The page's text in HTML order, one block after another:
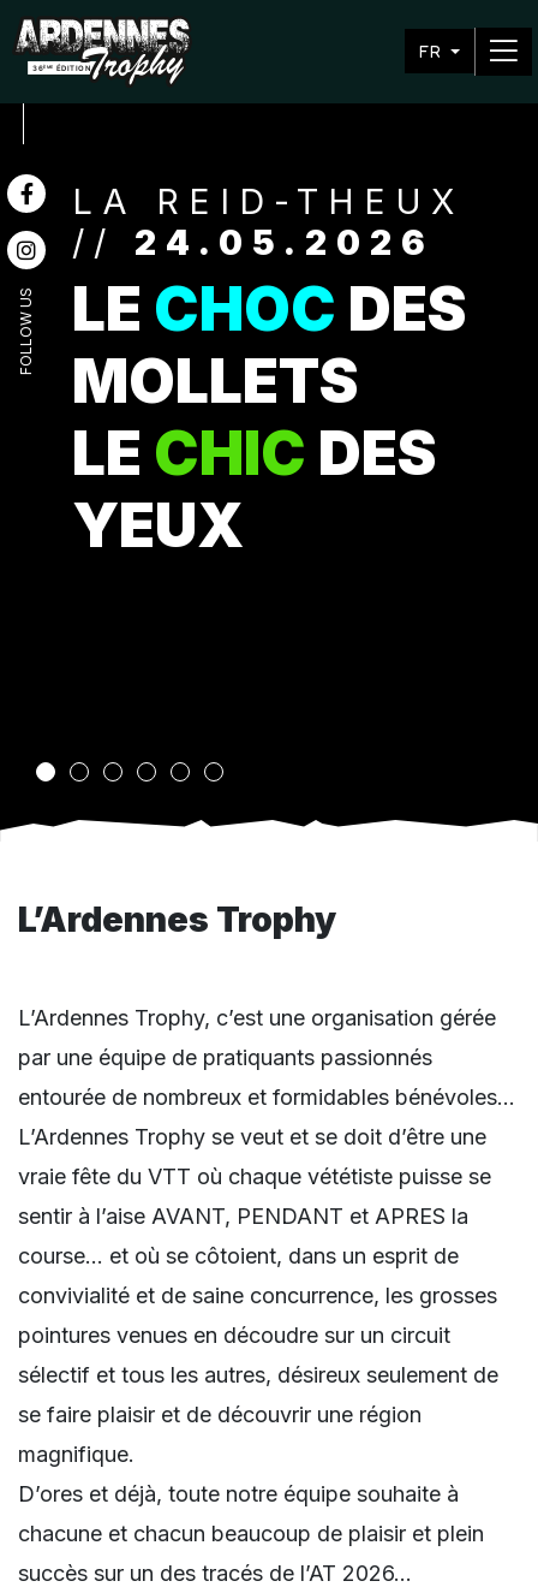
FR
FOLLOW US
LA REID-THEUX
// 24.05.2026
LE CHOC DES
MOLLETS
LE CHIC DES
YEUX
L’Ardennes Trophy
L’Ardennes Trophy, c’est une organisation gérée
par une équipe de pratiquants passionnés
entourée de nombreux et formidables bénévoles…
L’Ardennes Trophy se veut et se doit d’être une
vraie fête du VTT où chaque vététiste puisse se
sentir à l’aise AVANT, PENDANT et APRES la
course… et où se côtoient, dans un esprit de
convivialité et de saine concurrence, les grosses
pointures venues en découdre sur un circuit
sélectif et tous les autres, désireux seulement de
se faire plaisir et de découvrir une région
magnifique.
D’ores et déjà, toute notre équipe souhaite à
chacune et chacun beaucoup de plaisir et plein
succès sur un des tracés de l’AT 2026…